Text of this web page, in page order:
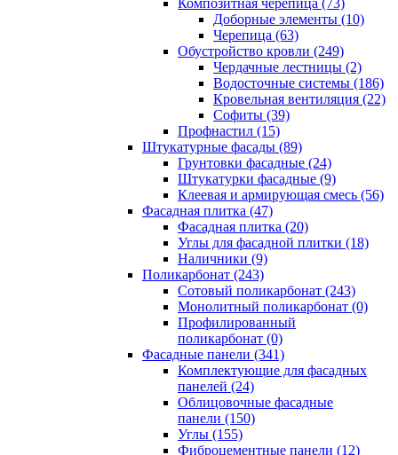
Композитная черепица (73)
Доборные элементы (10)
Черепица (63)
Обустройство кровли (249)
Чердачные лестницы (2)
Водосточные системы (186)
Кровельная вентиляция (22)
Cофиты (39)
Профнастил (15)
Штукатурные фасады (89)
Грунтовки фасадные (24)
Штукатурки фасадные (9)
Клеевая и армирующая смесь (56)
Фасадная плитка (47)
Фасадная плитка (20)
Углы для фасадной плитки (18)
Наличники (9)
Поликарбонат (243)
Сотовый поликарбонат (243)
Монолитный поликарбонат (0)
Профилированный
поликарбонат (0)
Фасадные панели (341)
Комплектующие для фасадных
панелей (24)
Облицовочные фасадные
панели (150)
Углы (155)
Фиброцементные панели (12)